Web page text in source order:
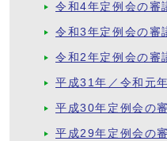
令和4年定例会の審
令和3年定例会の審
令和2年定例会の審
平成31年／令和元
平成30年定例会の
平成29年定例会の